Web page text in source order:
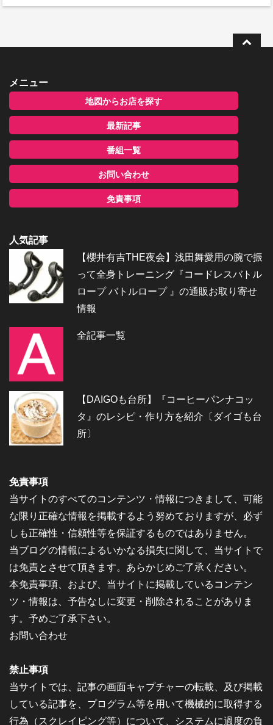
メニュー
地図からお店を探す
最新記事
番組一覧
お問い合わせ
免責事項
人気記事
【櫻井有吉THE夜会】浅田舞愛用の腕で振
って全身トレーニング『コードレスバトル
ロープ バトルロープ 』の通販お取り寄せ
情報
全記事一覧
【DAIGOも台所】『コーヒーパンナコッ
タ』のレシピ・作り方を紹介〔ダイゴも台
所〕
免責事項
当サイトのすべてのコンテンツ・情報につきまして、可能
な限り正確な情報を掲載するよう努めておりますが、必ず
しも正確性・信頼性等を保証するものではありません。
当ブログの情報によるいかなる損失に関して、当サイトで
は免責とさせて頂きます。あらかじめご了承ください。
本免責事項、および、当サイトに掲載しているコンテン
ツ・情報は、予告なしに変更・削除されることがありま
す。予めご了承下さい。
お問い合わせ
禁止事項
当サイトでは、記事の画面キャプチャーの転載、及び掲載
している記事を、プログラム等を用いて機械的に取得する
行為（スクレイピング等）について、システムに過度の負